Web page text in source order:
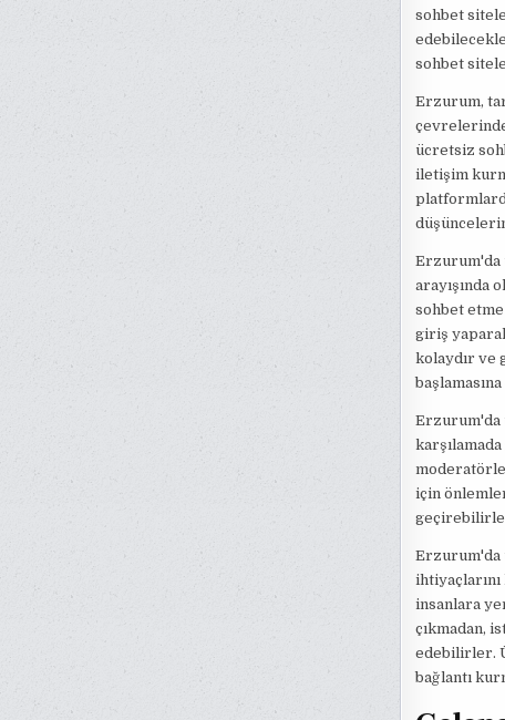
sohbet
sohbet
Erzurum,
çevrelerinde
ücretsiz
iletişim
Erzurum'da
arayışında
sohbet
giriş
kolaydır ve
Erzurum'da
için
Erzurum'da
insanlara
çıkmadan,
edebilirler.
bağlantı